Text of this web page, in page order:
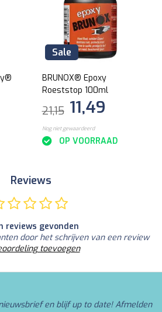
Sale
BRUNOX® Epoxy
Roeststop 100ml
21,15 11,49
Nog niet gewaardeerd
OP VOORRAAD
Reviews
reviews gevonden
door het schrijven van een review
toevoegen
en blijf up to date! Afmelden